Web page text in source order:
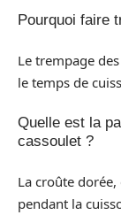
Pourquoi faire
Le trempage
le temps de
Quelle est la
cassoulet ?
La croûte
pendant la